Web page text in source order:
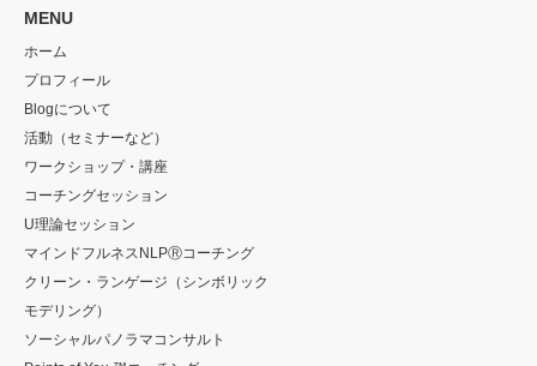
MENU
ホーム
プロフィール
Blogについて
活動（セミナーなど）
ワークショップ・講座
コーチングセッション
U理論セッション
マインドフルネスNLPⓇコーチング
クリーン・ランゲージ（シンボリック
モデリング）
ソーシャルパノラマコンサルト